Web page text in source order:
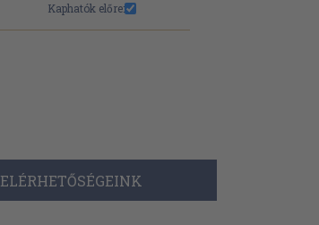
Kaphatók előre:
ELÉRHETŐSÉGEINK